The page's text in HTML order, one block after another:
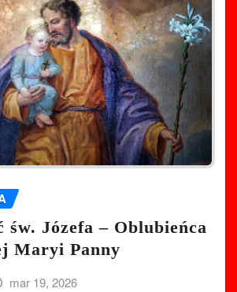
św. Józefa – Oblubieńca
Maryi Panny
mar 19, 2026